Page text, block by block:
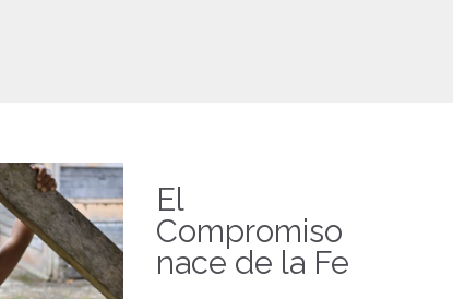
El
Compromiso
nace de la Fe